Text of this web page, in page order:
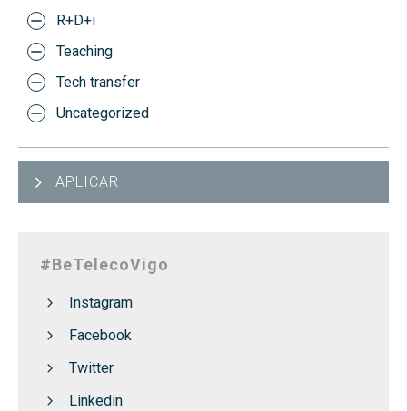
R+D+i
Teaching
Tech transfer
Uncategorized
APLICAR
#BeTelecoVigo
Instagram
Facebook
Twitter
Linkedin